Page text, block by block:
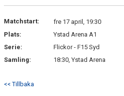
Matchstart:
fre 17 april, 19:30
Plats:
Ystad Arena A1
Serie:
Flickor - F15 Syd
Samling:
18:30, Ystad Arena
<< Tillbaka